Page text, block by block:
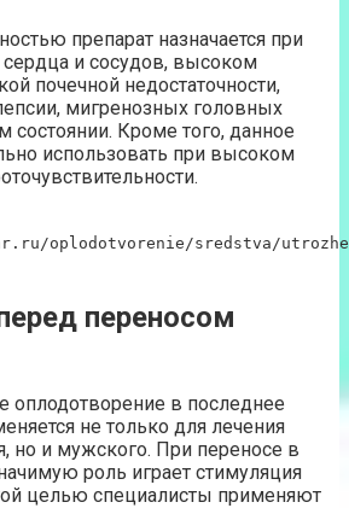
препарат назначается при
и сосудов, высоком
почечной недостаточности,
мигренозных головных
состоянии. Кроме того, данное
использовать при высоком
oplodotvorenie/sredstva/
переносом
оплодотворение в последнее
не только для лечения
но и мужского. При переносе в
роль играет стимуляция
целью специалисты применяют